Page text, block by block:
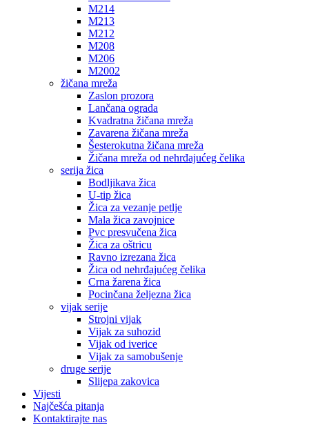
M214
M213
M212
M208
M206
M2002
žičana mreža
Zaslon prozora
Lančana ograda
Kvadratna žičana mreža
Zavarena žičana mreža
Šesterokutna žičana mreža
Žičana mreža od nehrđajućeg čelika
serija žica
Bodljikava žica
U-tip žica
Žica za vezanje petlje
Mala žica zavojnice
Pvc presvučena žica
Žica za oštricu
Ravno izrezana žica
Žica od nehrđajućeg čelika
Crna žarena žica
Pocinčana željezna žica
vijak serije
Strojni vijak
Vijak za suhozid
Vijak od iverice
Vijak za samobušenje
druge serije
Slijepa zakovica
Vijesti
Najčešća pitanja
Kontaktirajte nas